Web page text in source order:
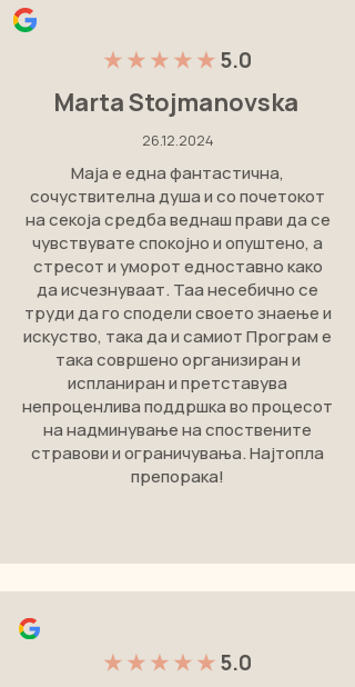
★ ★ ★ ★ ★5.0
Marta Stojmanovska
26.12.2024
Маја е една фантастична,
сочуствителна душа и со почетокот
на секоја средба веднаш прави да се
чувствувате спокојно и опуштено, а
стресот и уморот едноставно како
да исчезнуваат. Таа несебично се
труди да го сподели своето знаење и
искуство, така да и самиот Програм е
така совршено организиран и
испланиран и претставува
непроценлива поддршка во процесот
на надминување на споствените
стравови и ограничувања. Најтопла
препорака!
★ ★ ★ ★ ★5.0